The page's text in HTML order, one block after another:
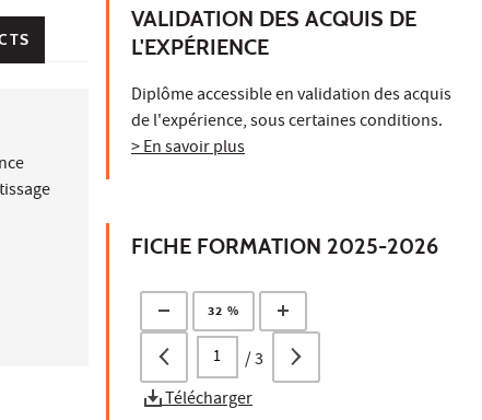
VALIDATION DES ACQUIS DE
L'EXPÉRIENCE
Diplôme accessible en validation des acquis
de l'expérience, sous certaines conditions.
> En savoir plus
FICHE FORMATION 2025-2026
32 %
/3
Télécharger